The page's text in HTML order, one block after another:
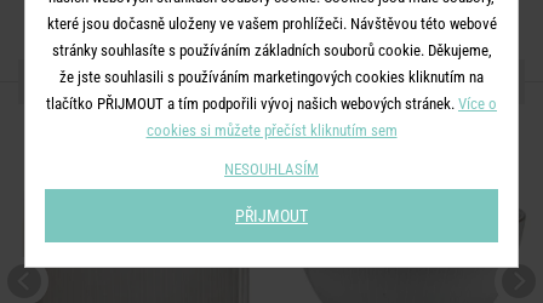
DALŠÍ PRODUKTY ZE SÉRIE
které jsou dočasně uloženy ve vašem prohlížeči. Návštěvou této webové
stránky souhlasíte s používáním základních souborů cookie. Děkujeme,
že jste souhlasili s používáním marketingových cookies kliknutím na
tlačítko PŘIJMOUT a tím podpořili vývoj našich webových stránek. Více o
cookies si můžete přečíst kliknutím sem
NESOUHLASÍM
PŘIJMOUT